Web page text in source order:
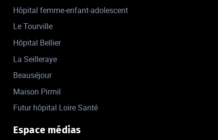
Hôpital femme-enfant-adolescent
Le Tourville
Hôpital Bellier
La Seilleraye
Beauséjour
Maison Pirmil
Futur hôpital Loire Santé
Espace médias